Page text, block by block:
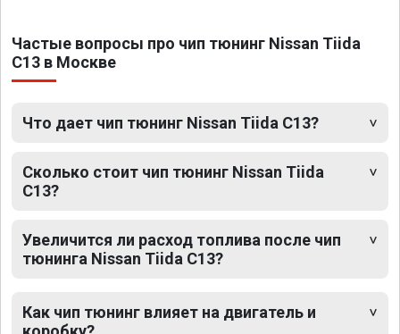
Частые вопросы про чип тюнинг Nissan Tiida
C13 в Москве
Что дает чип тюнинг Nissan Tiida C13?
Сколько стоит чип тюнинг Nissan Tiida
C13?
Увеличится ли расход топлива после чип
тюнинга Nissan Tiida C13?
Как чип тюнинг влияет на двигатель и